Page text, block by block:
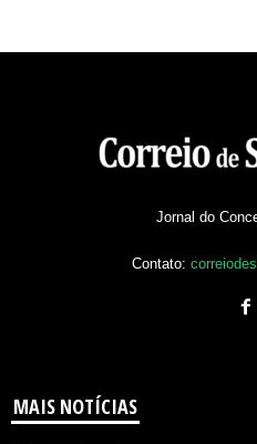
Jornal do
Contato:
MAIS NOTÍCIAS